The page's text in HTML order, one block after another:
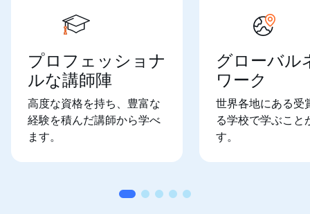
プロフェッショナ
ルな講師陣
高度な資格を持ち、豊富な
経験を積んだ講師から学べ
ます。
グローバル
ワーク
世界各地にある受
る学校で学ぶこと
す。